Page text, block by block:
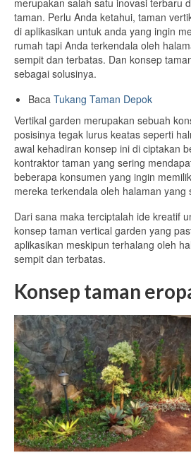
taman. Perlu Anda ketahui, taman
di aplikasikan untuk anda yang ingin
rumah tapi Anda terkendala oleh
sempit dan terbatas. Dan konsep
sebagai solusinya.
Baca Tukang Taman Depok
Vertikal garden merupakan sebuah
posisinya tegak lurus keatas seperti
awal kehadiran konsep ini di ciptakan
kontraktor taman yang sering
beberapa konsumen yang ingin
mereka terkendala oleh halaman yang
Dari sana maka terciptalah ide kreatif
konsep taman vertical garden yang
aplikasikan meskipun terhalang oleh
sempit dan terbatas.
Konsep taman